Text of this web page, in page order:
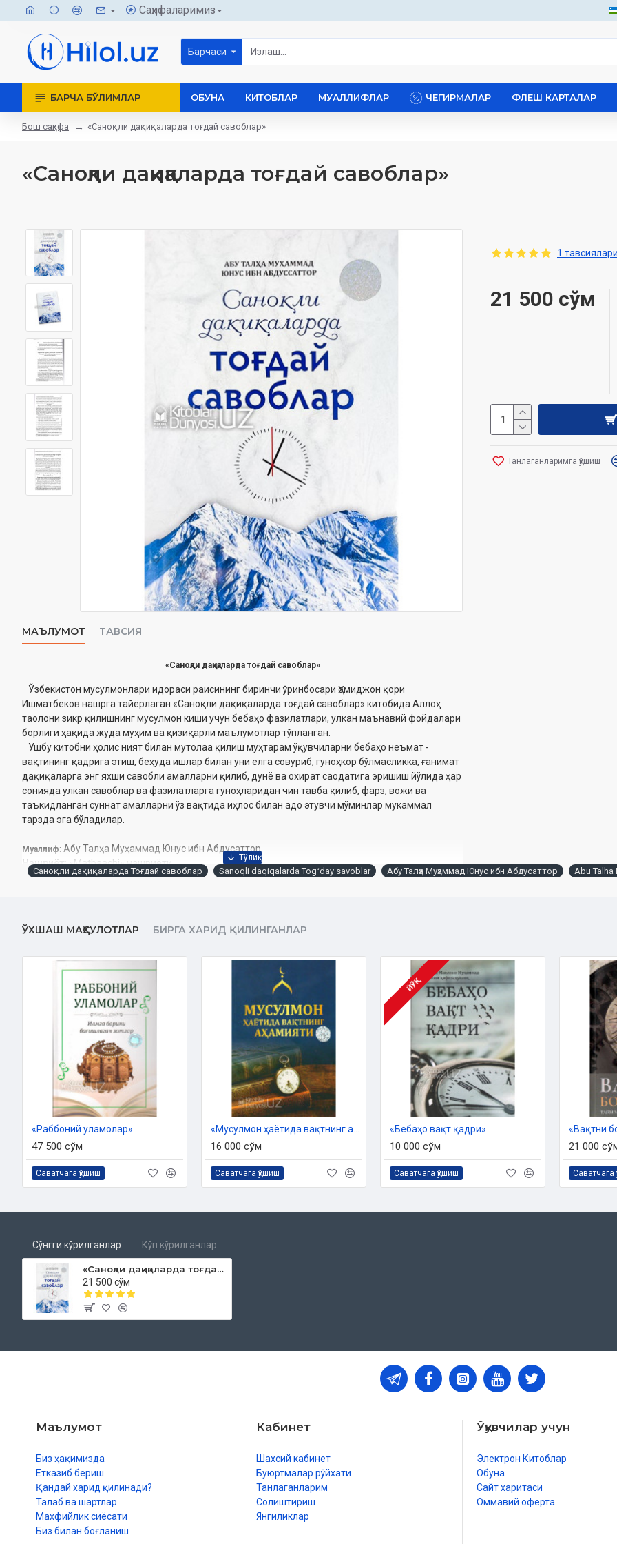
Саҳифаларимиз
Барчаси
БАРЧА БЎЛИМЛАР ОБУНА КИТОБЛАР МУАЛЛИФЛАР ЧЕГИРМАЛАР ФЛЕШ КАРТАЛАР
Бош саҳифа «Саноқли дақиқаларда тоғдай савоблар»
«Саноқли дақиқаларда тоғдай савоблар»
МАЪЛУМОТ ТАВСИЯ
«Саноқли дақиқаларда тоғдай савоблар»
Ўзбекистон мусулмонлари идораси раисининг биринчи ўринбосари Ҳомиджон қори
Ишматбеков нашрга тайёрлаган «Саноқли дақиқаларда тоғдай савоблар» китобида Аллоҳ
таолони зикр қилишнинг мусулмон киши учун бебаҳо фазилатлари, улкан маънавий фойдалари
борлиги ҳақида жуда муҳим ва қизиқарли маълумотлар тўпланган.
Ушбу китобни ҳолис ният билан мутолаа қилиш муҳтарам ўқувчиларни бебаҳо неъмат -
вақтининг қадрига этиш, беҳуда ишлар билан уни елга совуриб, гуноҳкор бўлмасликка, ғанимат
дақиқаларга энг яхши савобли амалларни қилиб, дунё ва охират саодатига эришиш йўлида ҳар
сонияда улкан савоблар ва фазилатларга гуноҳларидан чин тавба қилиб, фарз, вожи ва
таъкидланган суннат амалларни ўз вақтида иҳлос билан адо этувчи мўминлар мукаммал
тарзда эга бўладилар.
Муаллиф: Абу Талҳа Муҳаммад Юнус ибн Абдусаттор
Нашриёт: «Matbaachi» нашриёти
Сана: 2022 йил
Муқоваси:юмшоқ
Ўзбекистон Республикаси Вазирлар Маҳкамаси ҳузуридаги Дин ишлари бўйича қўмитанинг
2022 йил 19 октябрдаги 03-07/8106-сонли хулосаси асосида тайёрланди
1
21 500 сўм
Танлаганларимга қўшиш
Саноқли дақиқаларда Тоғдай савоблар Sanoqli daqiqalarda Togʻday savoblar Абу Талҳа Муҳаммад Юнус ибн Абдусаттор Abu
ЎХШАШ МАҲСУЛОТЛАР БИРГА ХАРИД ҚИЛИНГАНЛАР
«Раббоний уламолар»
47 500 сўм
Саватчага қўшиш
16 000 сўм
Саватчага қўшиш
ЙЎҚ
«Бебаҳо вақт қадри»
10 000 сўм
Саватчага қўшиш
21 000
Саватчага
Сўнгги кўрилганлар Кўп кўрилганлар
«Саноқли дақиқаларда тоғдай савоблар»
21 500 сўм
Маълумот
Биз ҳақимизда
Етказиб бериш
Қандай харид қилинади?
Талаб ва шартлар
Махфийлик сиёсати
Биз билан боғланиш
Кабинет
Шахсий кабинет
Буюртмалар рўйхати
Танлаганларим
Солиштириш
Янгиликлар
Ўқувчилар учун
Электрон Китоблар
Обуна
Сайт харитаси
Оммавий оферта